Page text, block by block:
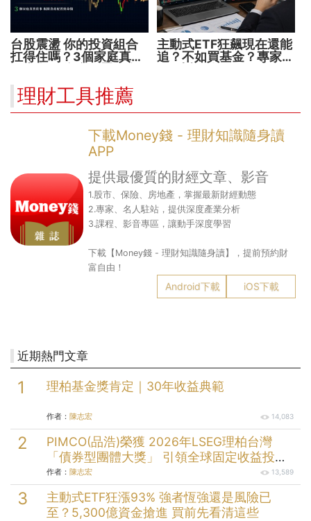
台股震盪 你的投資組合
扛得住嗎？3個家庭真實
傷
主動式ETF狂飆現在還能
追？不如買基金？專家親
理財工具推薦
下載Money錢 - 理財知識隨身讀
APP
提供最優質的財經文章、影音
1.股市、保險、房地產，掌握最新財經動態
2.專家、名人駐站，提供深度產業分析
3.課程、影音專區，讓動手深度學習
下載【Money錢 - 理財知識隨身讀】，提前預約財
富自由！
Android下載 iOS下載
近期熱門文章
理柏基金獎肯定｜30年收益典範
作者： 陳志宏 14,083
PIMCO(品浩)榮獲 2026年LSEG理柏台灣
「債券型團體大獎」 引領全球固定收益投資
逾半世紀的投資實力
作者： 陳志宏 13,589
主動式ETF狂漲93% 強者恆強還是風險已
至？5,300億資金搶進 買前先看清這些